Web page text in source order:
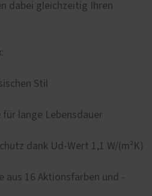
dabei gleichzeitig Ihren
Stil
für lange Lebensdauer
dank Ud-Wert 1,1 W/(m²K)
aus 16 Aktionsfarben und -